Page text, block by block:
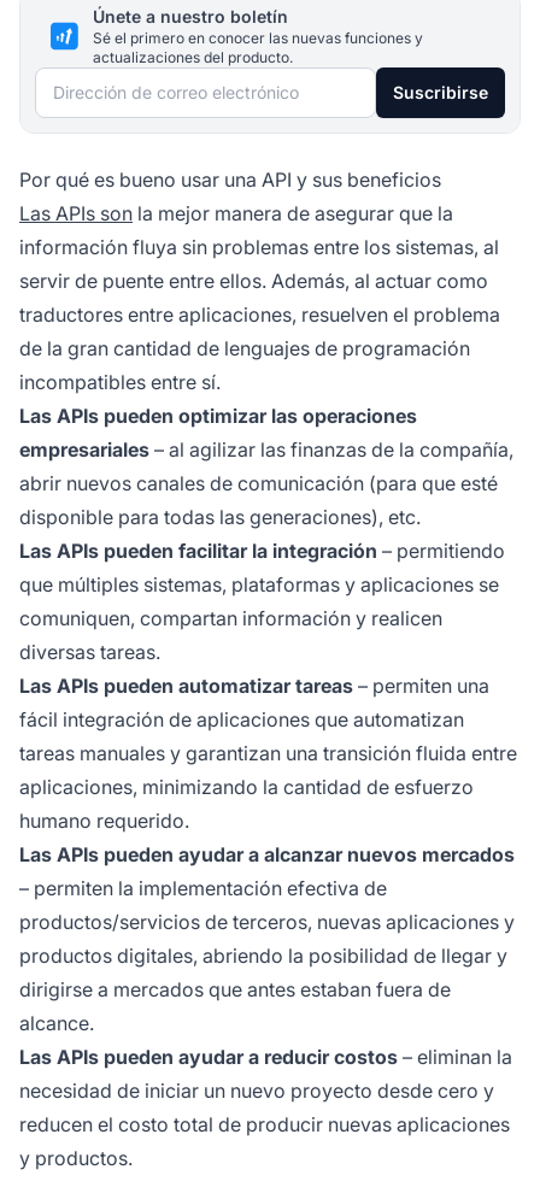
Únete a nuestro boletín
Sé el primero en conocer las nuevas funciones y
actualizaciones del producto.
Dirección de correo electrónico Suscribirse
Por qué es bueno usar una API y sus beneficios
Las APIs son la mejor manera de asegurar que la
información fluya sin problemas entre los sistemas, al
servir de puente entre ellos. Además, al actuar como
traductores entre aplicaciones, resuelven el problema
de la gran cantidad de lenguajes de programación
incompatibles entre sí.
Las APIs pueden optimizar las operaciones
empresariales – al agilizar las finanzas de la compañía,
abrir nuevos canales de comunicación (para que esté
disponible para todas las generaciones), etc.
Las APIs pueden facilitar la integración – permitiendo
que múltiples sistemas, plataformas y aplicaciones se
comuniquen, compartan información y realicen
diversas tareas.
Las APIs pueden automatizar tareas – permiten una
fácil integración de aplicaciones que automatizan
tareas manuales y garantizan una transición fluida entre
aplicaciones, minimizando la cantidad de esfuerzo
humano requerido.
Las APIs pueden ayudar a alcanzar nuevos mercados
– permiten la implementación efectiva de
productos/servicios de terceros, nuevas aplicaciones y
productos digitales, abriendo la posibilidad de llegar y
dirigirse a mercados que antes estaban fuera de
alcance.
Las APIs pueden ayudar a reducir costos – eliminan la
necesidad de iniciar un nuevo proyecto desde cero y
reducen el costo total de producir nuevas aplicaciones
y productos.